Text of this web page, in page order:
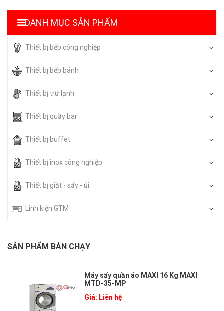
DANH MỤC SẢN PHẨM
Thiết bị bếp công nghiệp
Thiết bị bếp bánh
Thiết bị trữ lạnh
Thiết bị quầy bar
Thiết bị buffet
Thiết bị inox công nghiệp
Thiết bị giặt - sấy - ủi
Linh kiện GTM
SẢN PHẨM BÁN CHẠY
Máy sấy quần áo MAXI 16 Kg MAXI
MTD-35-MP
Giá: Liên hệ